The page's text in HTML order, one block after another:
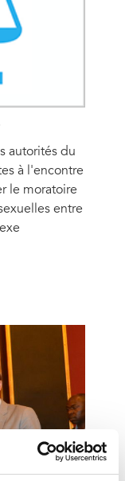
autorités du
à l'encontre
le moratoire
entre